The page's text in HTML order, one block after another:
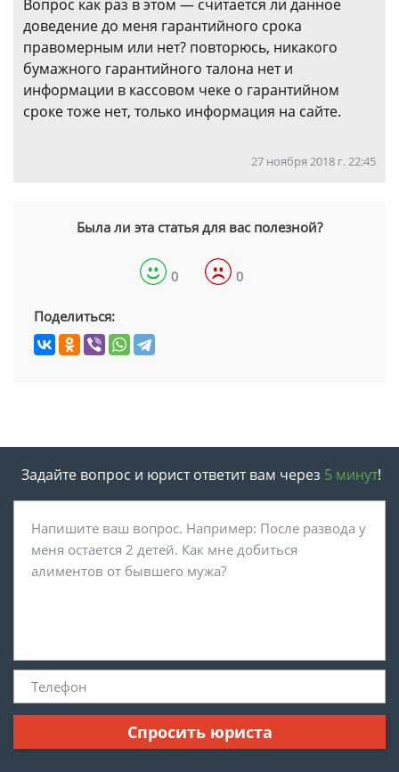
Вопрос как раз в этом — считается ли данное
доведение до меня гарантийного срока
правомерным или нет? повторюсь, никакого
бумажного гарантийного талона нет и
информации в кассовом чеке о гарантийном
сроке тоже нет, только информация на сайте.
27 ноября 2018 г. 22:45
Была ли эта статья для вас полезной?
0 0
Поделиться:
Задайте вопрос и юрист ответит вам через 5 минут!
Спросить юриста